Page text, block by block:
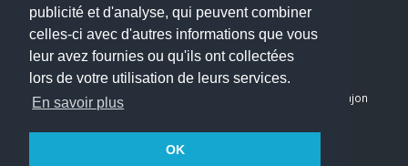
publicité et d'analyse, qui peuvent combiner
celles-ci avec d'autres informations que vous
leur avez fournies ou qu'ils ont collectées
lors de votre utilisation de leurs services.
En savoir plus
OK
Accueil
Blog
Mon compte
Dernier avis : PASCAL DELCAMPE, Chirurgien maxillo-faciale à Arpajon